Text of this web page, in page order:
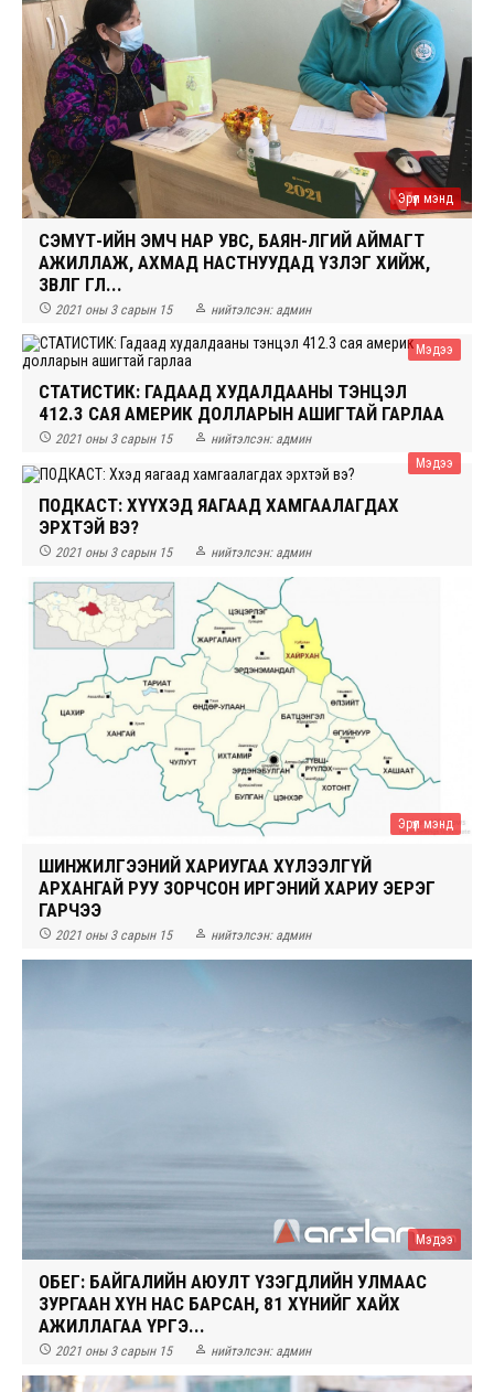
Эрүүл мэнд
СЭМҮТ-ИЙН ЭМЧ НАР УВС, БАЯН-ӨЛГИЙ АЙМАГТ
АЖИЛЛАЖ, АХМАД НАСТНУУДАД ҮЗЛЭГ ХИЙЖ,
ЗӨВЛӨГӨӨ ӨГЛӨ...
 2021 оны 3 сарын 15  нийтэлсэн: админ
Мэдээ
СТАТИСТИК: ГАДААД ХУДАЛДААНЫ ТЭНЦЭЛ
412.3 САЯ АМЕРИК ДОЛЛАРЫН АШИГТАЙ ГАРЛАА
 2021 оны 3 сарын 15  нийтэлсэн: админ
Мэдээ
ПОДКАСТ: ХҮҮХЭД ЯАГААД ХАМГААЛАГДАХ
ЭРХТЭЙ ВЭ?
 2021 оны 3 сарын 15  нийтэлсэн: админ
Эрүүл мэнд
ШИНЖИЛГЭЭНИЙ ХАРИУГАА ХҮЛЭЭЛГҮЙ
АРХАНГАЙ РУУ ЗОРЧСОН ИРГЭНИЙ ХАРИУ ЭЕРЭГ
ГАРЧЭЭ
 2021 оны 3 сарын 15  нийтэлсэн: админ
Мэдээ
ОБЕГ: БАЙГАЛИЙН АЮУЛТ ҮЗЭГДЛИЙН УЛМААС
ЗУРГААН ХҮН НАС БАРСАН, 81 ХҮНИЙГ ХАЙХ
АЖИЛЛАГАА ҮРГЭ...
 2021 оны 3 сарын 15  нийтэлсэн: админ